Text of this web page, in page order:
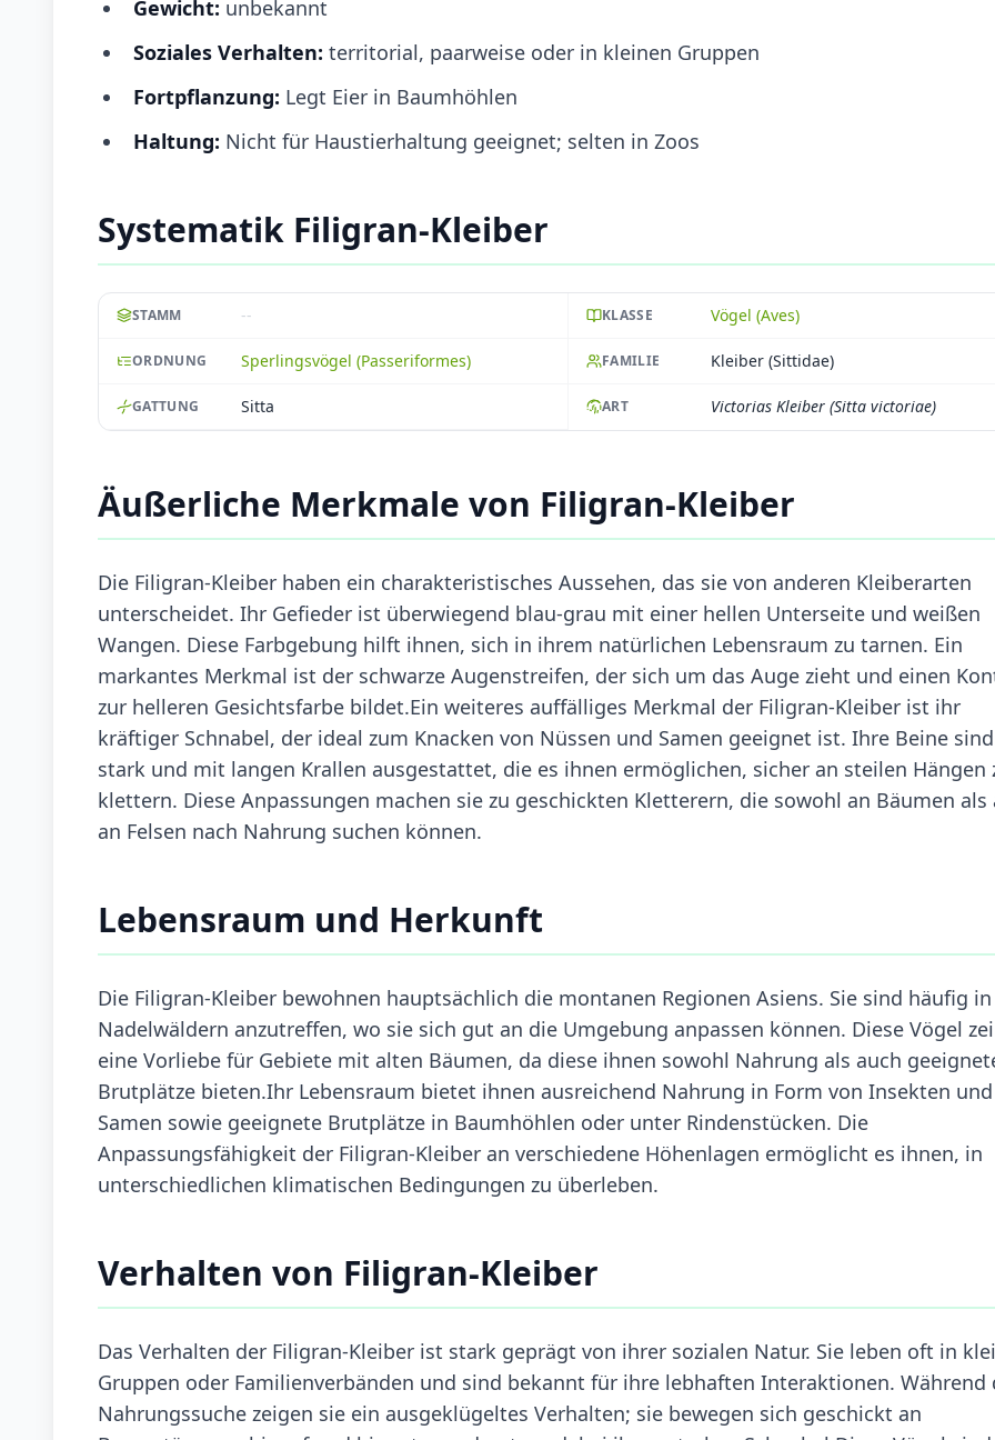
Gewicht: unbekannt
Soziales Verhalten: territorial, paarweise oder in kleinen Gruppen
Fortpflanzung: Legt Eier in Baumhöhlen
Haltung: Nicht für Haustierhaltung geeignet; selten in Zoos
Systematik Filigran-Kleiber
STAMM -- KLASSE Vögel (Aves)
ORDNUNG Sperlingsvögel (Passeriformes) FAMILIE Kleiber (Sittidae)
GATTUNG Sitta ART Victorias Kleiber (Sitta victoriae)
Äußerliche Merkmale von Filigran-Kleiber
Die Filigran-Kleiber haben ein charakteristisches Aussehen, das sie von anderen Kleiberarten
unterscheidet. Ihr Gefieder ist überwiegend blau-grau mit einer hellen Unterseite und weißen
Wangen. Diese Farbgebung hilft ihnen, sich in ihrem natürlichen Lebensraum zu tarnen. Ein
markantes Merkmal ist der schwarze Augenstreifen, der sich um das Auge zieht und einen
zur helleren Gesichtsfarbe bildet.Ein weiteres auffälliges Merkmal der Filigran-Kleiber ist ihr
kräftiger Schnabel, der ideal zum Knacken von Nüssen und Samen geeignet ist. Ihre Beine sind
stark und mit langen Krallen ausgestattet, die es ihnen ermöglichen, sicher an steilen Hängen
klettern. Diese Anpassungen machen sie zu geschickten Kletterern, die sowohl an Bäumen als
an Felsen nach Nahrung suchen können.
Lebensraum und Herkunft
Die Filigran-Kleiber bewohnen hauptsächlich die montanen Regionen Asiens. Sie sind häufig in
Nadelwäldern anzutreffen, wo sie sich gut an die Umgebung anpassen können. Diese Vögel
eine Vorliebe für Gebiete mit alten Bäumen, da diese ihnen sowohl Nahrung als auch
Brutplätze bieten.Ihr Lebensraum bietet ihnen ausreichend Nahrung in Form von Insekten und
Samen sowie geeignete Brutplätze in Baumhöhlen oder unter Rindenstücken. Die
Anpassungsfähigkeit der Filigran-Kleiber an verschiedene Höhenlagen ermöglicht es ihnen, in
unterschiedlichen klimatischen Bedingungen zu überleben.
Verhalten von Filigran-Kleiber
Das Verhalten der Filigran-Kleiber ist stark geprägt von ihrer sozialen Natur. Sie leben oft in
Gruppen oder Familienverbänden und sind bekannt für ihre lebhaften Interaktionen. Während
Nahrungssuche zeigen sie ein ausgeklügeltes Verhalten; sie bewegen sich geschickt an